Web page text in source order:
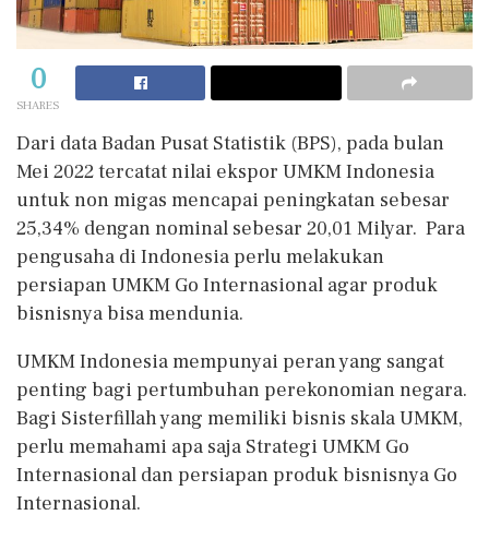
0
SHARES
Dari data Badan Pusat Statistik (BPS), pada bulan
Mei 2022 tercatat nilai ekspor UMKM Indonesia
untuk non migas mencapai peningkatan sebesar
25,34% dengan nominal sebesar 20,01 Milyar. Para
pengusaha di Indonesia perlu melakukan
persiapan UMKM Go Internasional agar produk
bisnisnya bisa mendunia.
UMKM Indonesia mempunyai peran yang sangat
penting bagi pertumbuhan perekonomian negara.
Bagi Sisterfillah yang memiliki bisnis skala UMKM,
perlu memahami apa saja Strategi UMKM Go
Internasional dan persiapan produk bisnisnya Go
Internasional.